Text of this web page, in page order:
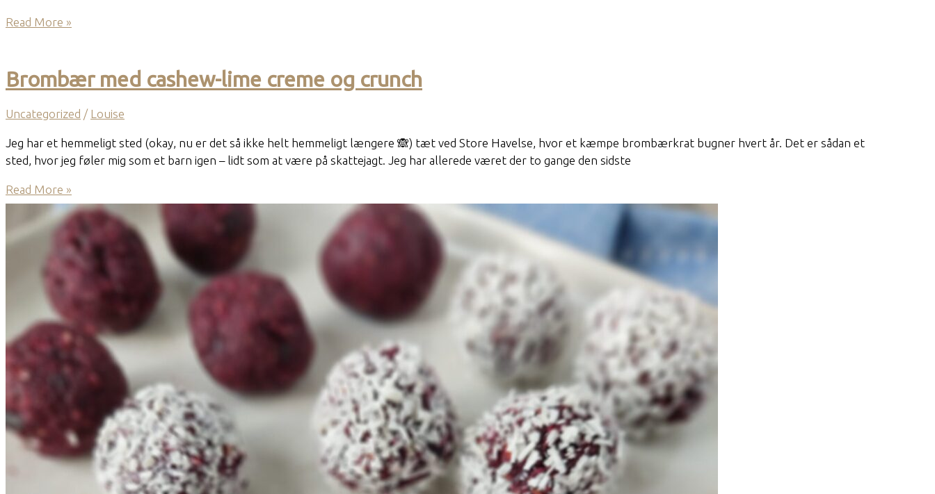
Brombær-
med
crunch
Read More »
Brombær med cashew-lime creme og crunch
Uncategorized / Louise
Jeg har et hemmeligt sted (okay, nu er det så ikke helt hemmeligt længere 🙈) tæt ved Store Havelse, hvor et kæmpe brombærkrat bugner hvert år. Det er sådan et
sted, hvor jeg føler mig som et barn igen – lidt som at være på skattejagt. Jeg har allerede været der to gange den sidste
Brombær
med
cashew-
lime
Read More »